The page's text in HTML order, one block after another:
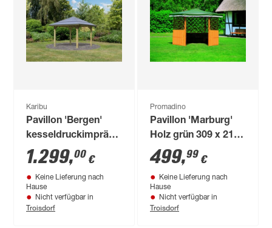
Karibu
Pavillon 'Bergen'
kesseldruckimprägniert
264,5 x 290 x 264,5
cm
1.299,00 €
Keine Lieferung nach
Hause
Nicht verfügbar in
Troisdorf
Promadino
Pavillon 'Marburg'
Holz grün 309 x 211
x 309 cm
499,99 €
Keine Lieferung nach
Hause
Nicht verfügbar in
Troisdorf